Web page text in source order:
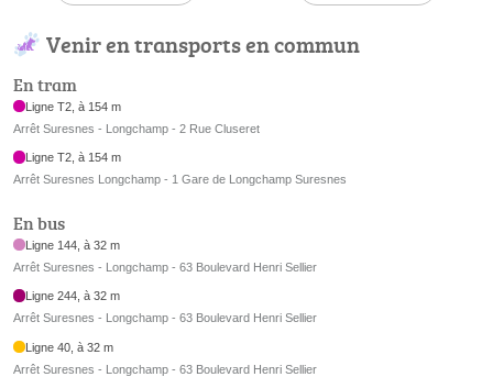
Venir en transports en commun
En tram
Ligne T2, à 154 m
Arrêt Suresnes - Longchamp - 2 Rue Cluseret
Ligne T2, à 154 m
Arrêt Suresnes Longchamp - 1 Gare de Longchamp Suresnes
En bus
Ligne 144, à 32 m
Arrêt Suresnes - Longchamp - 63 Boulevard Henri Sellier
Ligne 244, à 32 m
Arrêt Suresnes - Longchamp - 63 Boulevard Henri Sellier
Ligne 40, à 32 m
Arrêt Suresnes - Longchamp - 63 Boulevard Henri Sellier